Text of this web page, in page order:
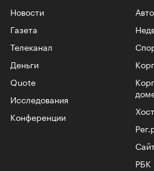
Новости
Газета
Телеканал
Авто
РБК
Деньги
Quote
Исследования
Конференции